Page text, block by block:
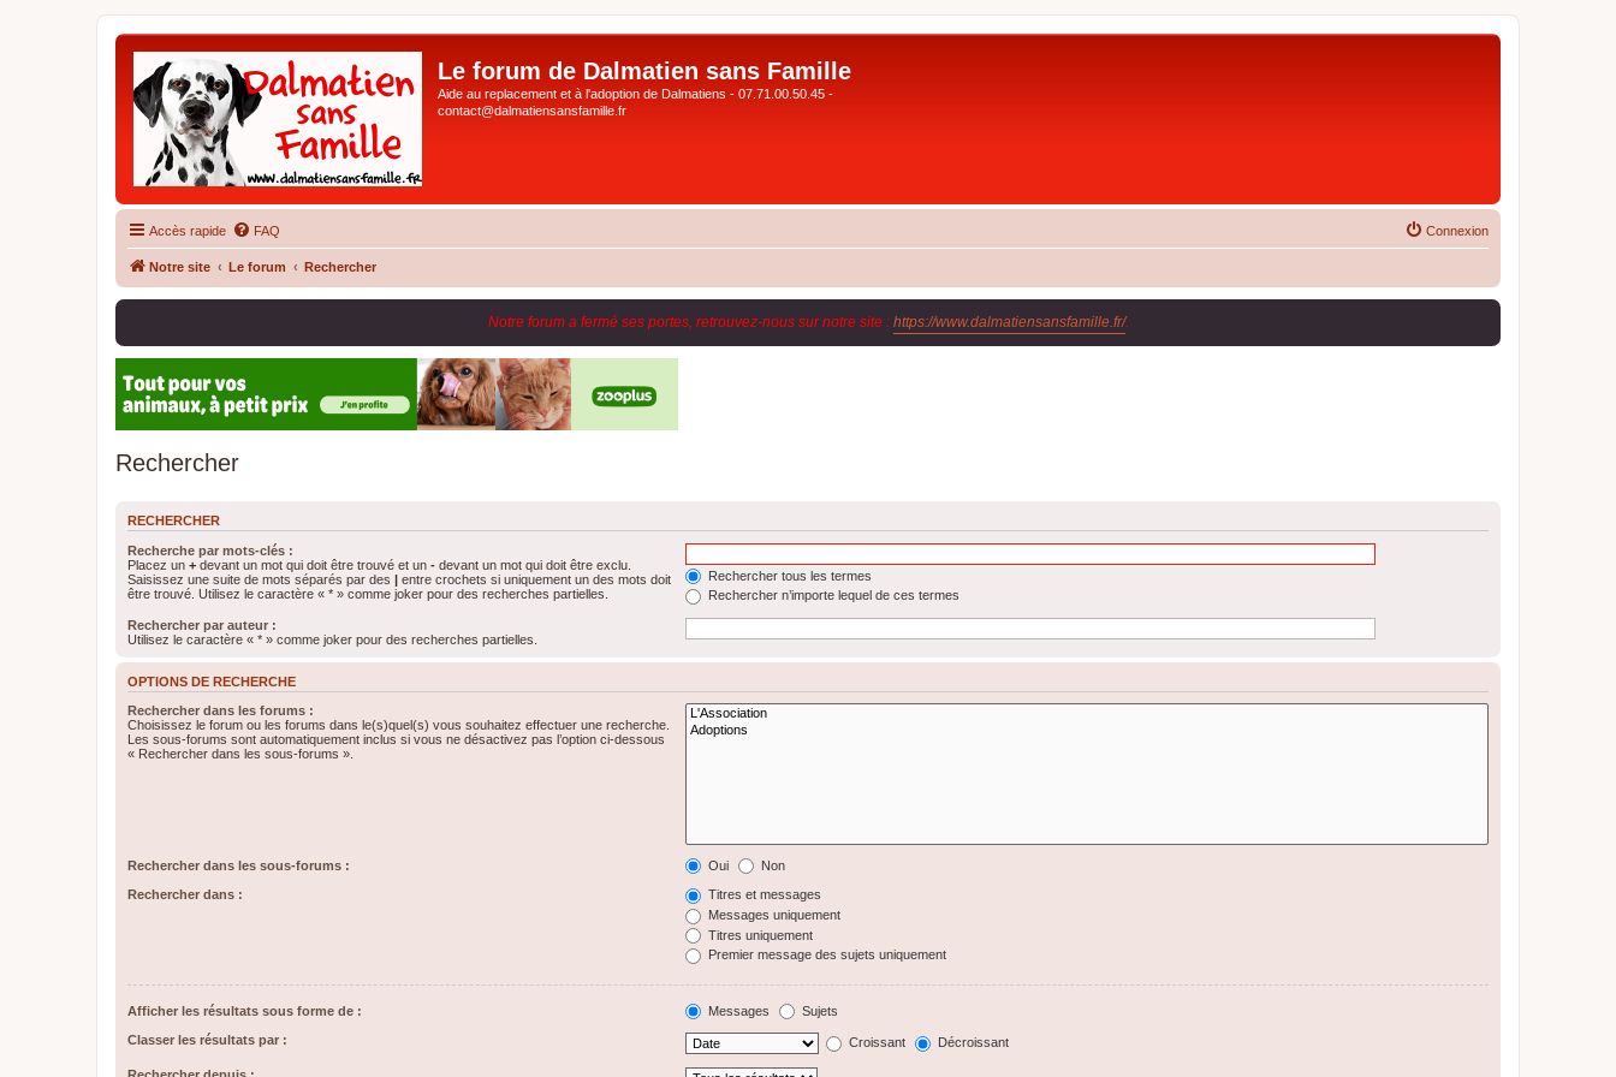
Le forum de Dalmatien sans Famille
Aide au replacement et à l'adoption de Dalmatiens - 07.71.00.50.45 -
contact@dalmatiensansfamille.fr
Accès rapide FAQ Connexion
Notre site Le forum Rechercher
Notre forum a fermé ses portes, retrouvez-nous sur notre site : https://www.dalmatiensansfamille.fr/.
Rechercher
RECHERCHER
Recherche par mots-clés :
Placez un + devant un mot qui doit être trouvé et un - devant un mot qui doit être exclu.
Saisissez une suite de mots séparés par des | entre crochets si uniquement un des mots doit
être trouvé. Utilisez le caractère « * » comme joker pour des recherches partielles.
Rechercher tous les termes
Rechercher n’importe lequel de ces termes
Rechercher par auteur :
Utilisez le caractère « * » comme joker pour des recherches partielles.
OPTIONS DE RECHERCHE
Rechercher dans les forums :
Choisissez le forum ou les forums dans le(s)quel(s) vous souhaitez effectuer une recherche.
Les sous-forums sont automatiquement inclus si vous ne désactivez pas l’option ci-dessous
« Rechercher dans les sous-forums ».
Rechercher dans les sous-forums : Oui Non
Rechercher dans :
Titres et messages
Messages uniquement
Titres uniquement
Premier message des sujets uniquement
Afficher les résultats sous forme de : Messages Sujets
Classer les résultats par : Croissant Décroissant